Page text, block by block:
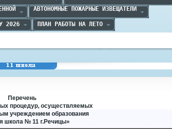
АВТОНОМНЫЕ ПОЖАРНЫЕ ИЗВЕЩАТЕЛИ
2026
ПЛАН РАБОТЫ НА ЛЕТО
Перечень
процедур, осуществляемых
учреждением образования
школа № 11 г.Речицы»